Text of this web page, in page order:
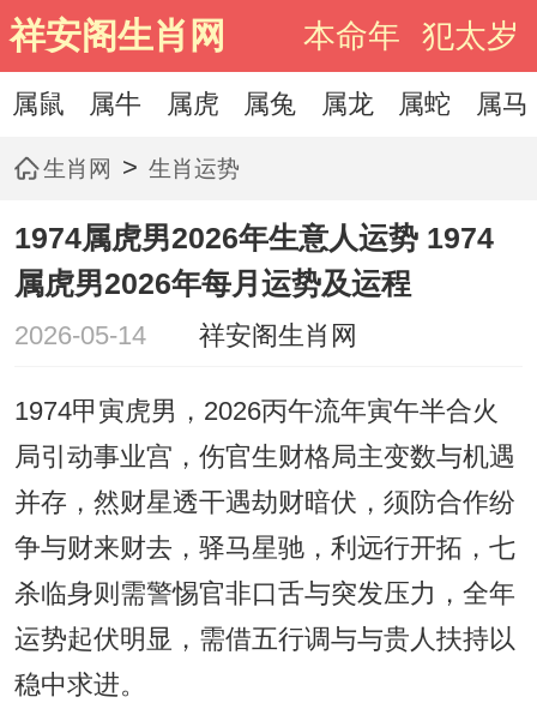
祥安阁生肖网 本命年 犯太岁
属鼠 属牛 属虎 属兔 属龙 属蛇 属马
生肖网 > 生肖运势
1974属虎男2026年生意人运势 1974
属虎男2026年每月运势及运程
2026-05-14 祥安阁生肖网
1974甲寅虎男，2026丙午流年寅午半合火
局引动事业宫，伤官生财格局主变数与机遇
并存，然财星透干遇劫财暗伏，须防合作纷
争与财来财去，驿马星驰，利远行开拓，七
杀临身则需警惕官非口舌与突发压力，全年
运势起伏明显，需借五行调与与贵人扶持以
稳中求进。